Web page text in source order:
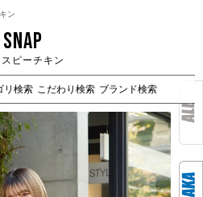
ン
SNAP
ピーチキン
リ検索 こだわり検索 ブランド検索